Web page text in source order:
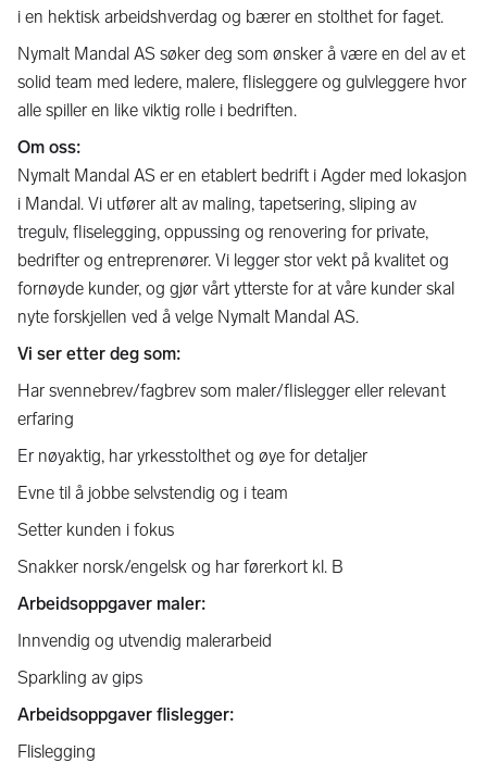
i en hektisk arbeidshverdag og bærer en stolthet for faget.
Nymalt Mandal AS søker deg som ønsker å være en del av et
solid team med ledere, malere, flisleggere og gulvleggere hvor
alle spiller en like viktig rolle i bedriften.
Om oss:
Nymalt Mandal AS er en etablert bedrift i Agder med lokasjon
i Mandal. Vi utfører alt av maling, tapetsering, sliping av
tregulv, fliselegging, oppussing og renovering for private,
bedrifter og entreprenører. Vi legger stor vekt på kvalitet og
fornøyde kunder, og gjør vårt ytterste for at våre kunder skal
nyte forskjellen ved å velge Nymalt Mandal AS.
Vi ser etter deg som:
Har svennebrev/fagbrev som maler/flislegger eller relevant
erfaring
Er nøyaktig, har yrkesstolthet og øye for detaljer
Evne til å jobbe selvstendig og i team
Setter kunden i fokus
Snakker norsk/engelsk og har førerkort kl. B
Arbeidsoppgaver maler:
Innvendig og utvendig malerarbeid
Sparkling av gips
Arbeidsoppgaver flislegger:
Flislegging